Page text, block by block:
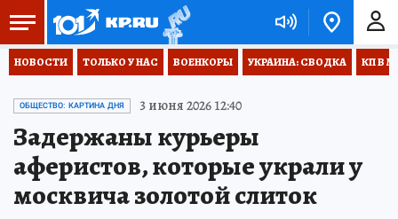
НОВОСТИ ТОЛЬКО У НАС ВОЕНКОРЫ УКРАИНА: СВОДКА КП В
ОБЩЕСТВО: КАРТИНА ДНЯ 3 июня 2026 12:40
Задержаны курьеры
аферистов, которые украли у
москвича золотой слиток